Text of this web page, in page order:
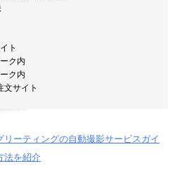
ト
ク内
ク内
文サイト
リーティングの自動撮影サービスガイ
法を紹介